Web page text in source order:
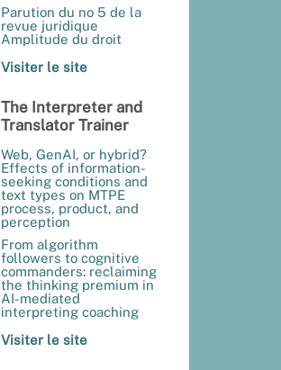
Parution du no 5 de la
revue juridique
Amplitude du droit
Visiter le site
The Interpreter and
Translator Trainer
Web, GenAI, or hybrid?
Effects of information-
seeking conditions and
text types on MTPE
process, product, and
perception
From algorithm
followers to cognitive
commanders: reclaiming
the thinking premium in
AI-mediated
interpreting coaching
Visiter le site